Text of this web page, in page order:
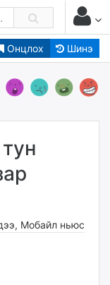
Онцлох Шинэ
, Мобайл ньюс